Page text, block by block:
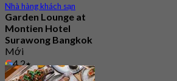
Nhà hàng khách sạn
Garden Lounge at
Montien Hotel
Surawong Bangkok
Mới
4.2
Từ฿ 647.5